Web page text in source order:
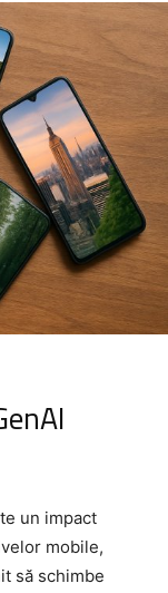
un impact
mobile,
să schimbe